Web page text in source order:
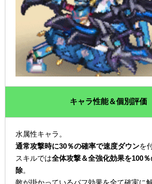
キャラ性能＆個別評価
水属性キャラ。
通常攻撃時に30％の確率で速度ダウンを
スキルでは全体攻撃＆全強化効果を100
除。